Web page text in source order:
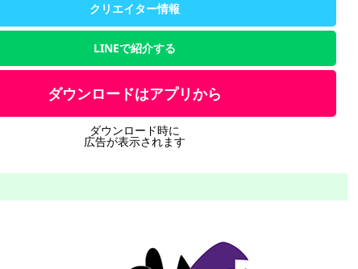
クリエイター情報
LINEで紹介する
ダウンロードはアプリから
ダウンロード時に
広告が表示されます